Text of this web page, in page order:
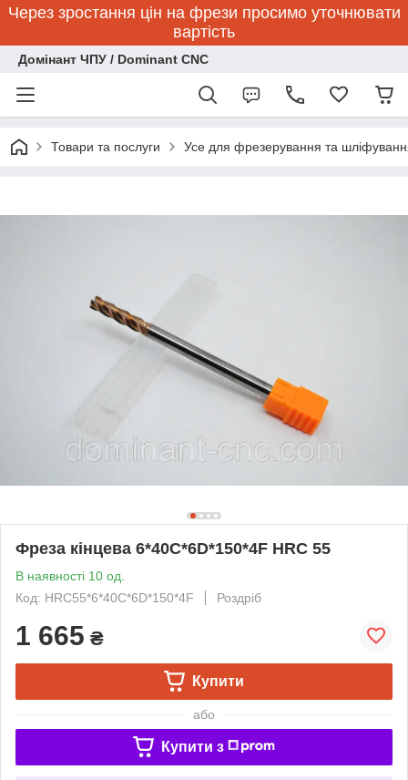
Через зростання цін на фрези просимо уточнювати
вартість
Домінант ЧПУ / Dominant CNC
Товари та послуги Усе для фрезерування та
Фреза кінцева 6*40C*6D*150*4F HRC 55
В наявності 10 од.
Код: HRC55*6*40C*6D*150*4F
Роздріб
1 665 ₴
Купити
або
Купити з